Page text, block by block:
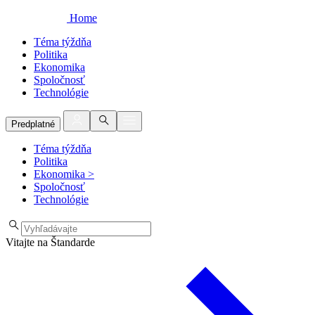
Home
Téma týždňa
Politika
Ekonomika
Spoločnosť
Technológie
Predplatné
Téma týždňa
Politika
Ekonomika >
Spoločnosť
Technológie
Vitajte na Štandarde